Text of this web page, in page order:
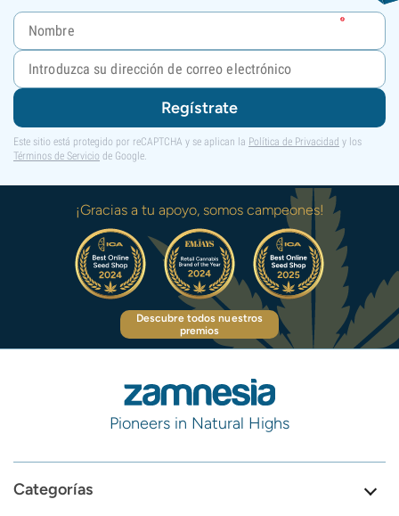
Regístrate
Este sitio está protegido por reCAPTCHA y se aplican la Política de Privacidad y los
Términos de Servicio de Google.
¡Gracias a tu apoyo, somos campeones!
Descubre todos nuestros
premios
Pioneers in Natural Highs
Categorías